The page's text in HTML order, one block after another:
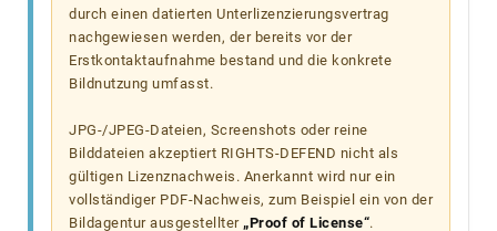
durch einen datierten Unterlizenzierungsvertrag
nachgewiesen werden, der bereits vor der
Erstkontaktaufnahme bestand und die konkrete
Bildnutzung umfasst.
JPG-/JPEG-Dateien, Screenshots oder reine
Bilddateien akzeptiert RIGHTS-DEFEND nicht als
gültigen Lizenznachweis. Anerkannt wird nur ein
vollständiger PDF-Nachweis, zum Beispiel ein von der
Bildagentur ausgestellter „Proof of License“.